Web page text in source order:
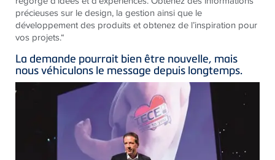
précieuses sur le design, la gestion ainsi que le
développement des produits et obtenez de l’inspiration pour
vos projets.“
La demande pourrait bien être nouvelle, mais
nous véhiculons le message depuis longtemps.